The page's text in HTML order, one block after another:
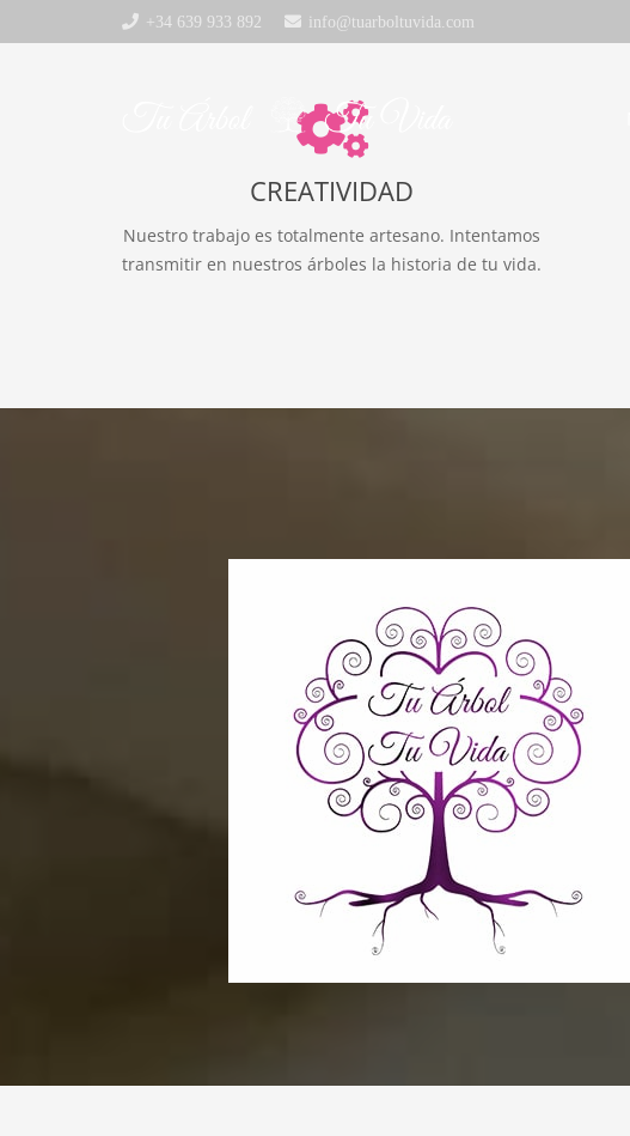
+34 639 933 892 info@tuarboltuvida.com
CREATIVIDAD
Nuestro trabajo es totalmente artesano. Intentamos
transmitir en nuestros árboles la historia de tu vida.